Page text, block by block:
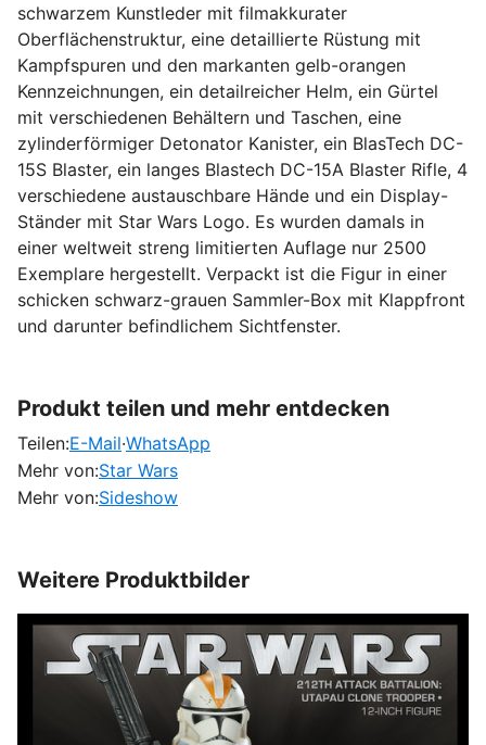
schwarzem Kunstleder mit filmakkurater
Oberflächenstruktur, eine detaillierte Rüstung mit
Kampfspuren und den markanten gelb-orangen
Kennzeichnungen, ein detailreicher Helm, ein Gürtel
mit verschiedenen Behältern und Taschen, eine
zylinderförmiger Detonator Kanister, ein BlasTech DC-
15S Blaster, ein langes Blastech DC-15A Blaster Rifle, 4
verschiedene austauschbare Hände und ein Display-
Ständer mit Star Wars Logo. Es wurden damals in
einer weltweit streng limitierten Auflage nur 2500
Exemplare hergestellt. Verpackt ist die Figur in einer
schicken schwarz-grauen Sammler-Box mit Klappfront
und darunter befindlichem Sichtfenster.
Produkt teilen und mehr entdecken
Teilen:E-Mail·WhatsApp
Mehr von:Star Wars
Mehr von:Sideshow
Weitere Produktbilder